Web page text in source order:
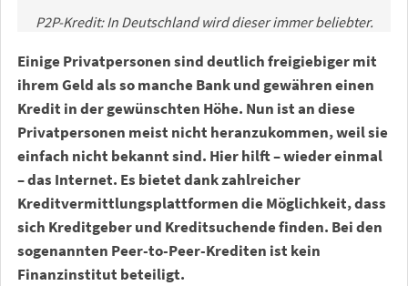
P2P-Kredit: In Deutschland wird dieser immer beliebter.
Einige Privatpersonen sind deutlich freigiebiger mit
ihrem Geld als so manche Bank und gewähren einen
Kredit in der gewünschten Höhe. Nun ist an diese
Privatpersonen meist nicht heranzukommen, weil sie
einfach nicht bekannt sind. Hier hilft – wieder einmal
– das Internet. Es bietet dank zahlreicher
Kreditvermittlungsplattformen die Möglichkeit, dass
sich Kreditgeber und Kreditsuchende finden. Bei den
sogenannten Peer-to-Peer-Krediten ist kein
Finanzinstitut beteiligt.